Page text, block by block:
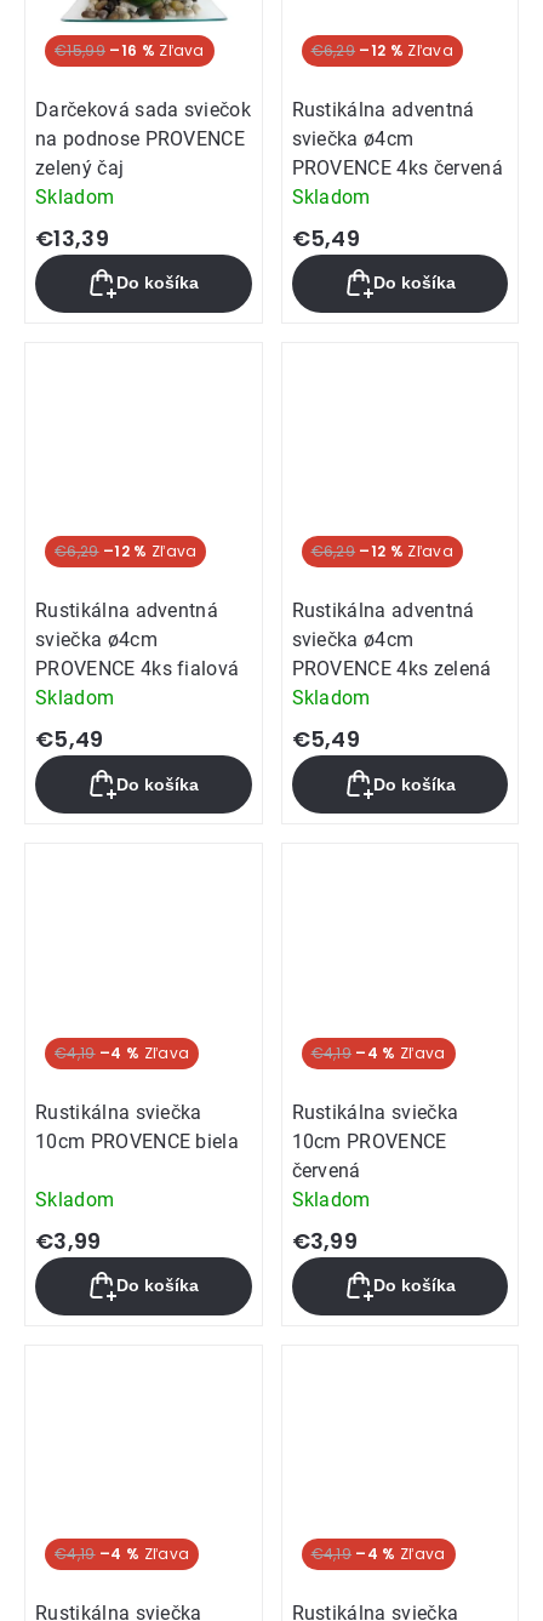
€15,99 –16 %
Darčeková sada sviečok
na podnose PROVENCE
zelený čaj
Skladom
€13,39
Do košíka
€6,29 –12 %
Rustikálna adventná
sviečka ø4cm
PROVENCE 4ks červená
Skladom
€5,49
Do košíka
€6,29 –12 %
Rustikálna adventná
sviečka ø4cm
PROVENCE 4ks fialová
Skladom
€5,49
Do košíka
€6,29 –12 %
Rustikálna adventná
sviečka ø4cm
PROVENCE 4ks zelená
Skladom
€5,49
Do košíka
€4,19 –4 %
Rustikálna sviečka
10cm PROVENCE biela
Skladom
€3,99
Do košíka
€4,19 –4 %
Rustikálna sviečka
10cm PROVENCE
červená
Skladom
€3,99
Do košíka
€4,19 –4 %
Rustikálna sviečka
€4,19 –4 %
Rustikálna sviečka